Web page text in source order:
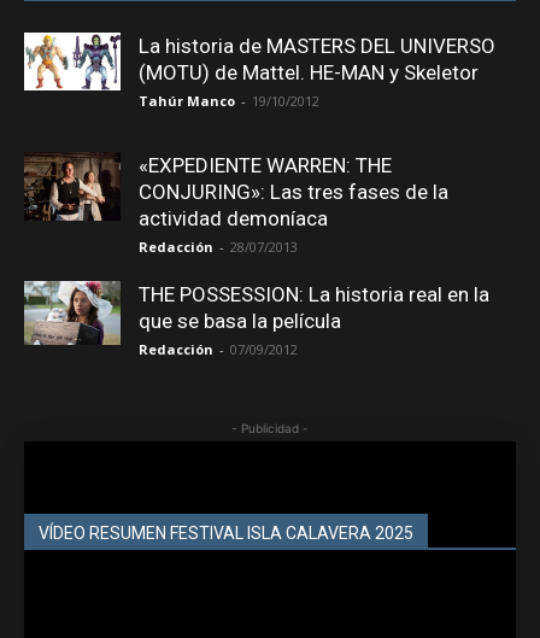
La historia de MASTERS DEL UNIVERSO
(MOTU) de Mattel. HE-MAN y Skeletor
Tahúr Manco - 19/10/2012
«EXPEDIENTE WARREN: THE
CONJURING»: Las tres fases de la
actividad demoníaca
Redacción - 28/07/2013
THE POSSESSION: La historia real en la
que se basa la película
Redacción - 07/09/2012
- Publicidad -
VÍDEO RESUMEN FESTIVAL ISLA CALAVERA 2025